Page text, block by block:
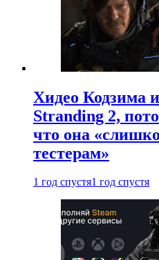
Хидео Кодзима
Stranding 2,
что она
тестерам»
1 год спустя1 год спустя